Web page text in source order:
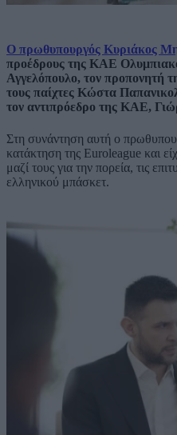
Ο πρωθυπουργός Κυριάκος
προέδρους της ΚΑΕ
Αγγελόπουλο, τον προπονητή
τους παίχτες Κώστα
τον αντιπρόεδρο της ΚΑΕ,
Στη συνάντηση αυτή ο
κατάκτηση της Euroleague και
μαζί τους για την πορεία, τις
ελληνικού μπάσκετ.